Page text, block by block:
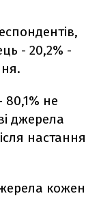
- 20,2% -
80,1% не
джерела
настання
кожен